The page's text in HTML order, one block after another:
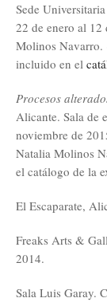
Sede
22 de enero al
Molinos Navarro.
incluido en el
Procesos
Alicante. Sala de
noviembre de
Natalia Molinos
el catálogo de la
El Escaparate,
Freaks Arts &
2014.
Sala Luis Garay.